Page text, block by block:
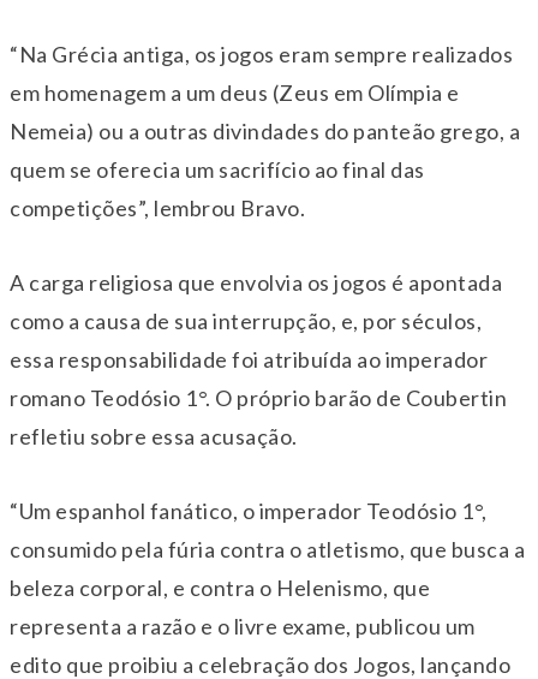
“Na Grécia antiga, os jogos eram sempre realizados
em homenagem a um deus (Zeus em Olímpia e
Nemeia) ou a outras divindades do panteão grego, a
quem se oferecia um sacrifício ao final das
competições”, lembrou Bravo.
A carga religiosa que envolvia os jogos é apontada
como a causa de sua interrupção, e, por séculos,
essa responsabilidade foi atribuída ao imperador
romano Teodósio 1°. O próprio barão de Coubertin
refletiu sobre essa acusação.
“Um espanhol fanático, o imperador Teodósio 1°,
consumido pela fúria contra o atletismo, que busca a
beleza corporal, e contra o Helenismo, que
representa a razão e o livre exame, publicou um
edito que proibiu a celebração dos Jogos, lançando